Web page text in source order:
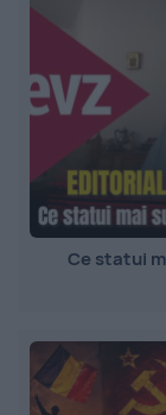
Ce statui